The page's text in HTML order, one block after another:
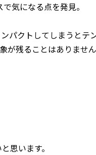
気になる点を発見。
パクトしてしまうとテ
が残ることはありませ
思います。